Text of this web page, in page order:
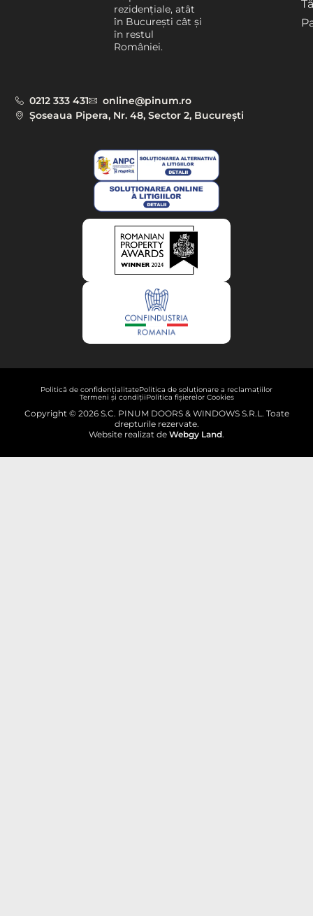
rezidențiale, atât
în București cât și
în restul
României.
0212 333 431
online@pinum.ro
Șoseaua Pipera, Nr. 48, Sector 2, București
Copyright © 2026 S.C. PINUM DOORS & WINDOWS S.R.L. Toate
drepturile rezervate.
Website realizat de Webgy Land.
Politică de confidențialitatePolitica de soluționare a reclamațiilor
Termeni și condițiiPolitica fișierelor Cookies